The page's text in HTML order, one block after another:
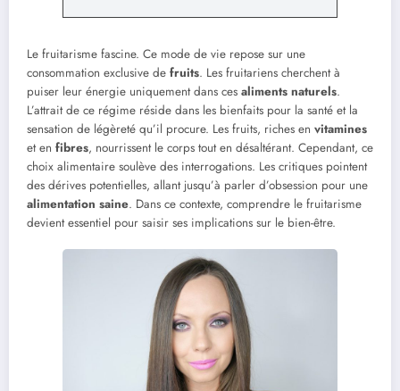
Le fruitarisme fascine. Ce mode de vie repose sur une
consommation exclusive de fruits. Les fruitariens cherchent à
puiser leur énergie uniquement dans ces aliments naturels.
L’attrait de ce régime réside dans les bienfaits pour la santé et la
sensation de légèreté qu’il procure. Les fruits, riches en vitamines
et en fibres, nourrissent le corps tout en désaltérant. Cependant, ce
choix alimentaire soulève des interrogations. Les critiques pointent
des dérives potentielles, allant jusqu’à parler d’obsession pour une
alimentation saine. Dans ce contexte, comprendre le fruitarisme
devient essentiel pour saisir ses implications sur le bien-être.